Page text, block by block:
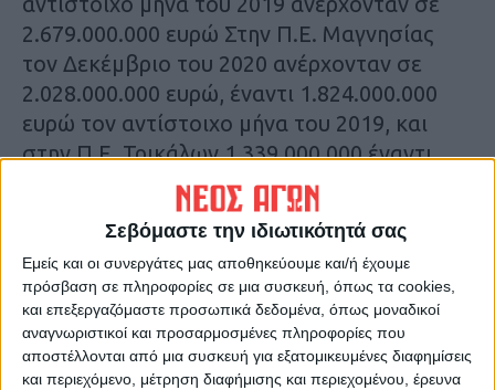
Σεβόμαστε την ιδιωτικότητά σας
Εμείς και οι συνεργάτες μας αποθηκεύουμε και/ή έχουμε
πρόσβαση σε πληροφορίες σε μια συσκευή, όπως τα cookies,
και επεξεργαζόμαστε προσωπικά δεδομένα, όπως μοναδικοί
αναγνωριστικοί και προσαρμοσμένες πληροφορίες που
αποστέλλονται από μια συσκευή για εξατομικευμένες διαφημίσεις
και περιεχόμενο, μέτρηση διαφήμισης και περιεχομένου, έρευνα
2.679.000.000 ευρώ Στην Π.Ε. Μαγνησίας
τον Δεκέμβριο του 2020 ανέρχονταν σε
2.028.000.000 ευρώ, έναντι 1.824.000.000
ευρώ τον αντίστοιχο μήνα του 2019, και
στην Π.Ε. Τρικάλων 1.339.000.000 έναντι
1.207.000.000 ευρώ.
Αναλυτικότερα στην έντυπη έκδοση του Νέου
Αγώνα
Τελευταίες Ειδήσεις Σήμερα